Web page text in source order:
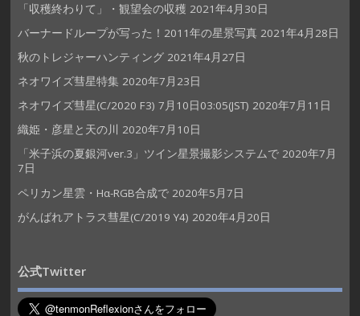
「収穫終わりて」・観望会の収穫 2021年4月30日
バーナードループが写った！2011年の星景写真 2021年4月28日
秋のトレジャーハンティング 2021年4月27日
ネオワイズ彗星特集 2020年7月23日
ネオワイズ彗星(C/2020 F3) 7月10日03:05(JST) 2020年7月11日
織姫・彦星と天の川 2020年7月10日
「米子浜の夏銀河ver.3」ツイン星景撮影システムで 2020年7月
7日
ペリカン星雲・Hα-RGB合成で 2020年5月7日
がんばれアトラス彗星(C/2019 Y4) 2020年4月20日
公式Twitter